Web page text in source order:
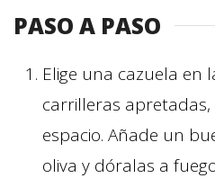
PASO A PASO
Elige una cazuela en
carrilleras
espacio. Añade un
oliva y dóralas a